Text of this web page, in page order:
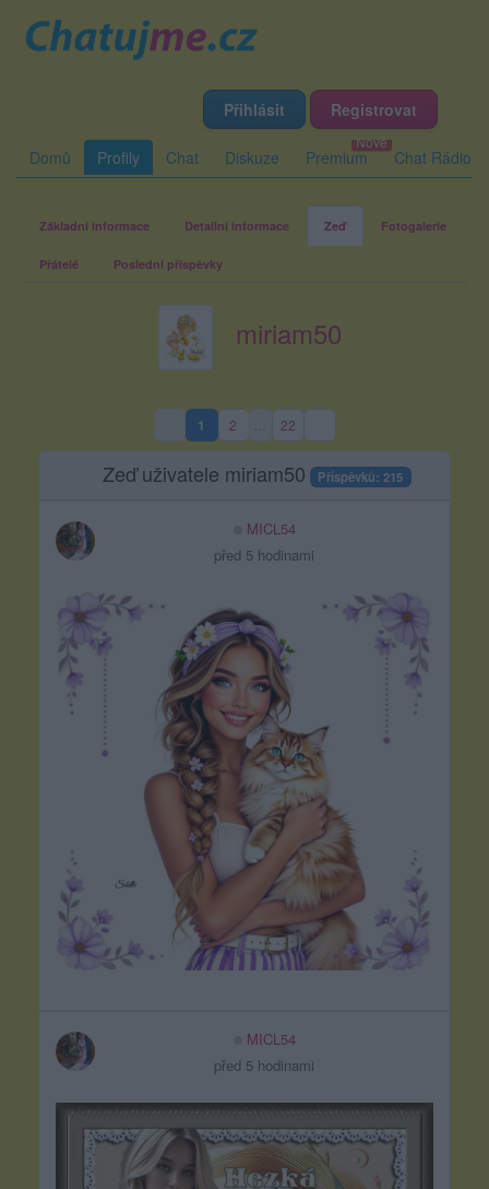
Přihlásit Registrovat
Domů Profily Chat Diskuze Premium Chat Rádio
Základní informace Detailní informace Zeď Fotogalerie
Přátelé Poslední příspěvky
miriam50
1(aktuální strana)
2 22
Zeď uživatele miriam50 Příspěvků: 215
MICL54
před 5 hodinami
MICL54
před 5 hodinami